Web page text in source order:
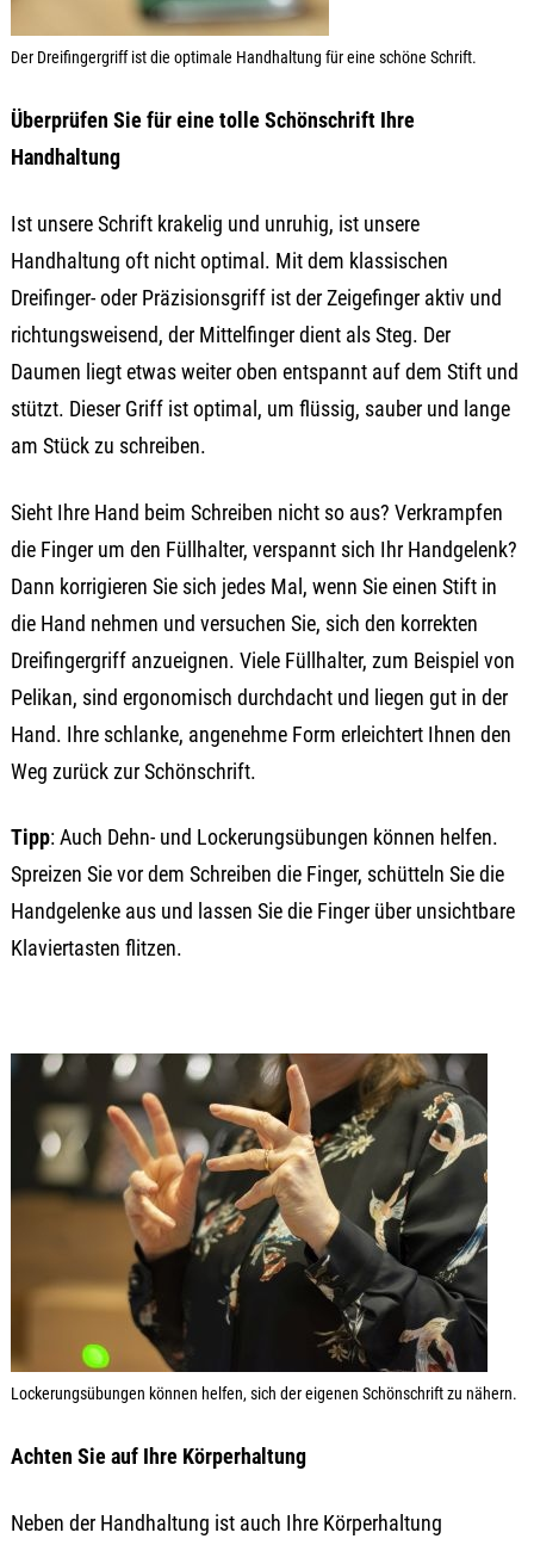
Der Dreifingergriff ist die optimale Handhaltung für eine schöne Schrift.
Überprüfen Sie für eine tolle Schönschrift Ihre
Handhaltung
Ist unsere Schrift krakelig und unruhig, ist unsere
Handhaltung oft nicht optimal. Mit dem klassischen
Dreifinger- oder Präzisionsgriff ist der Zeigefinger aktiv und
richtungsweisend, der Mittelfinger dient als Steg. Der
Daumen liegt etwas weiter oben entspannt auf dem Stift und
stützt. Dieser Griff ist optimal, um flüssig, sauber und lange
am Stück zu schreiben.
Sieht Ihre Hand beim Schreiben nicht so aus? Verkrampfen
die Finger um den Füllhalter, verspannt sich Ihr Handgelenk?
Dann korrigieren Sie sich jedes Mal, wenn Sie einen Stift in
die Hand nehmen und versuchen Sie, sich den korrekten
Dreifingergriff anzueignen. Viele Füllhalter, zum Beispiel von
Pelikan, sind ergonomisch durchdacht und liegen gut in der
Hand. Ihre schlanke, angenehme Form erleichtert Ihnen den
Weg zurück zur Schönschrift.
Tipp: Auch Dehn- und Lockerungsübungen können helfen.
Spreizen Sie vor dem Schreiben die Finger, schütteln Sie die
Handgelenke aus und lassen Sie die Finger über unsichtbare
Klaviertasten flitzen.
Lockerungsübungen können helfen, sich der eigenen Schönschrift zu nähern.
Achten Sie auf Ihre Körperhaltung
Neben der Handhaltung ist auch Ihre Körperhaltung